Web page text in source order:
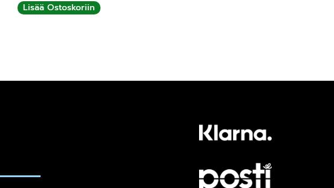
Lisää Ostoskoriin